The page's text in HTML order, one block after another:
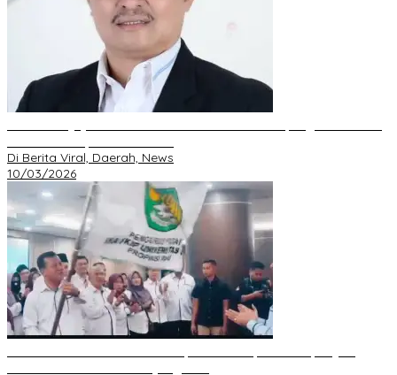
Di Berita Viral, Daerah, News
10/03/2026